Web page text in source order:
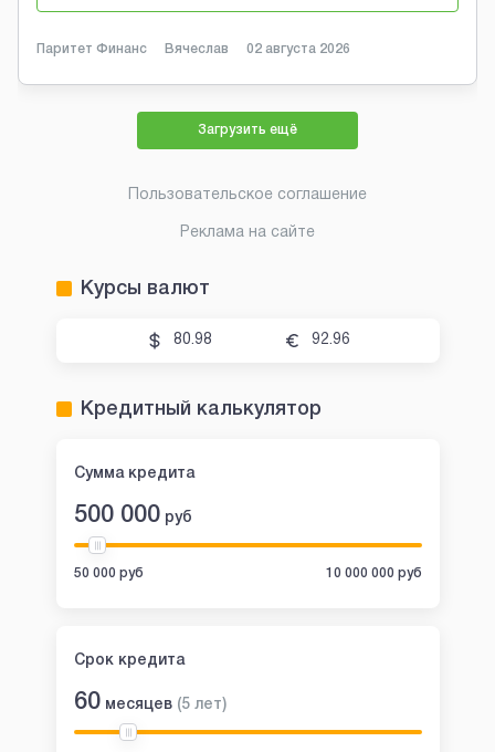
Паритет Финанс Вячеслав 02 августа 2026
Загрузить ещё
Пользовательское соглашение
Реклама на сайте
Курсы валют
80.98 92.96
Кредитный калькулятор
Сумма кредита
500 000 руб
50 000 руб 10 000 000 руб
Срок кредита
60 месяцев (5 лет)